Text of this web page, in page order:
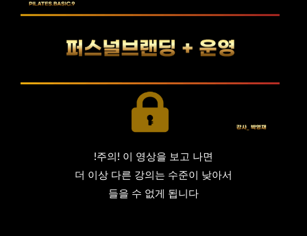
!주의! 이 영상을 보고 나면
더 이상 다른 강의는 수준이 낮아서
들을 수 없게 됩니다